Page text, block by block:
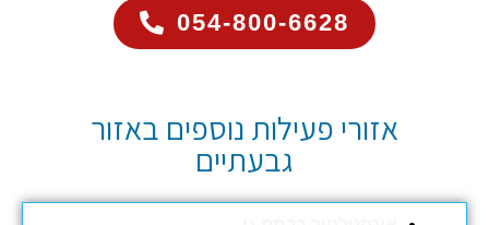
054-800-6628
אזורי פעילות נוספים באזור
גבעתיים